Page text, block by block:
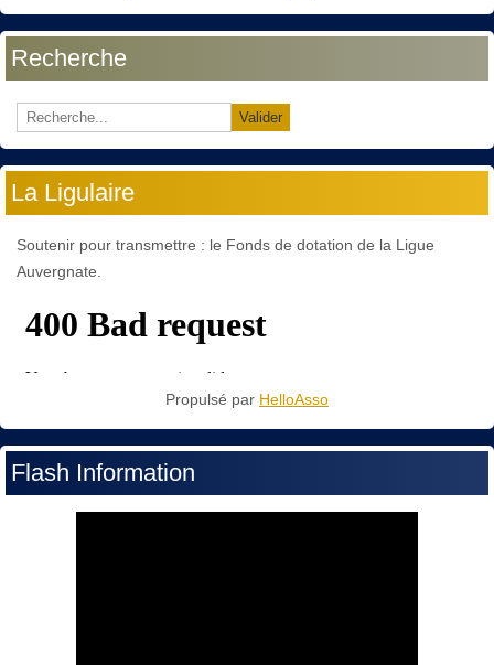
Recherche
Valider
La Ligulaire
Soutenir pour transmettre : le Fonds de dotation de la Ligue
Auvergnate.
Propulsé par HelloAsso
Flash Information